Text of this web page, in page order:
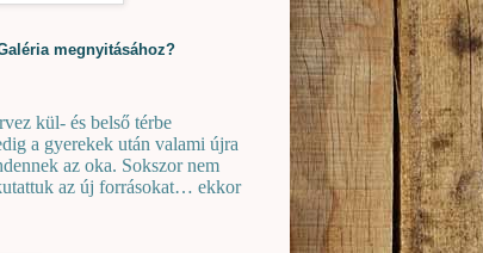
megnyitásához?
kül- és belső térbe
a gyerekek után valami újra
az oka. Sokszor nem
az új forrásokat… ekkor